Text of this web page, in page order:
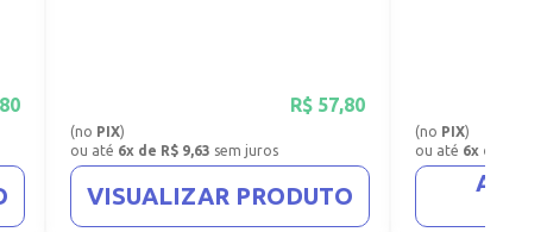
R$ 57,80
(no PIX)
ou até 6x de R$ 9,63 sem juros
VISUALIZAR PRODUTO
(no PIX)
ou até 6x de R$